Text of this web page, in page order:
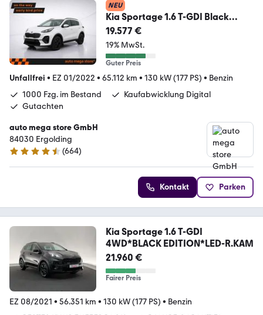
NEU
Kia Sportage 1.6 T-GDI Black
Edition Aut. RFK/Pano
19.577 €
19% MwSt.
Guter Preis
Unfallfrei • EZ 01/2022 • 65.112 km • 130 kW (177 PS) • Benzin
1000 Fzg. im Bestand
Kaufabwicklung Digital
Gutachten
auto mega store GmbH
84030 Ergolding
4.4 Sterne
(664)
Kontakt Parken
Kia Sportage 1.6 T-GDI
4WD*BLACK EDITION*LED-R.KAM
21.960 €
Fairer Preis
EZ 08/2021 • 56.351 km • 130 kW (177 PS) • Benzin